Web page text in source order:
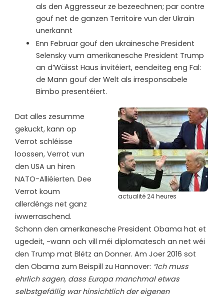
als den Aggresseur ze bezeechnen; par contre
gouf net de ganzen Territoire vun der Ukrain
unerkannt
Enn Februar gouf den ukrainesche President
Selensky vum amerikanesche President Trump
an d’Wäisst Haus invitéiert, eendeiteg eng Fal:
de Mann gouf der Welt als irresponsabele
Bimbo presentéiert.
actualité 24 heures
Dat alles zesumme
gekuckt, kann op
Verrot schléisse
loossen, Verrot vun
den USA un hiren
NATO-Alliéierten. Dee
Verrot koum
allerdéngs net ganz
iwwerraschend.
Schonn den amerikanesche President Obama hat et
ugedeit, -wann och vill méi diplomatesch an net wéi
den Trump mat Blëtz an Donner. Am Joer 2016 sot
den Obama zum Beispill zu Hannover: “Ich muss
ehrlich sagen, dass Europa manchmal etwas
selbstgefällig war hinsichtlich der eigenen